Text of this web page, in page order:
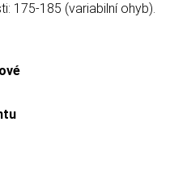
175-185 (variabilní ohyb).